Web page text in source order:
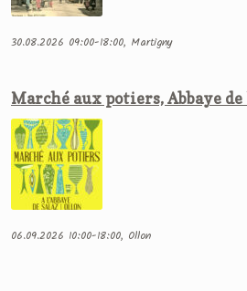
30.08.2026 09:00-18:00, Martigny
Marché aux potiers, Abbaye
06.09.2026 10:00-18:00, Ollon